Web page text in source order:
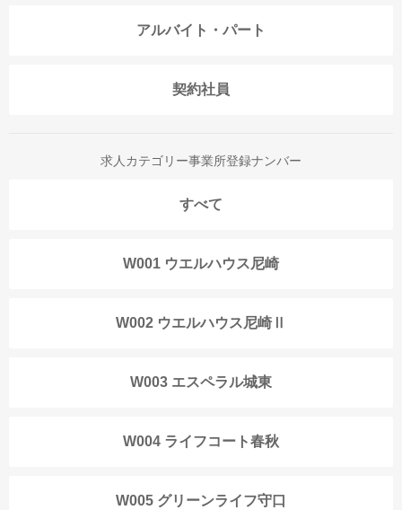
アルバイト・パート
契約社員
求人カテゴリー事業所登録ナンバー
すべて
W001 ウエルハウス尼崎
W002 ウエルハウス尼崎Ⅱ
W003 エスペラル城東
W004 ライフコート春秋
W005 グリーンライフ守口